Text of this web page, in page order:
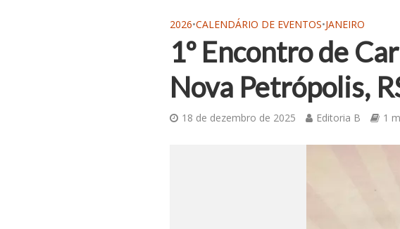
2026•CALENDÁRIO DE EVENTOS•JANEIRO
1º Encontro de
Nova Petrópolis,
18 de dezembro de 2025 Editoria B 1